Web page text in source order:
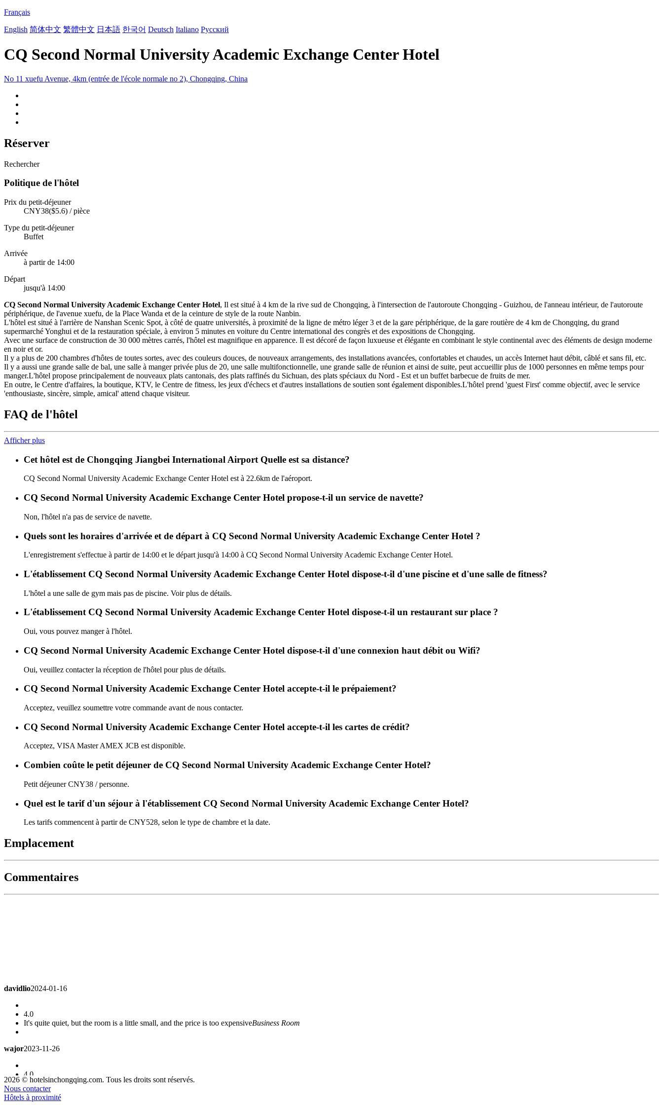
Français
English 简体中文 繁體中文 日本語 한국어 Deutsch Italiano Русский
CQ Second Normal University Academic Exchange Center Hotel
No 11 xuefu Avenue, 4km (entrée de l'école normale no 2), Chongqing, China
Réserver
Rechercher
Politique de l'hôtel
Prix du petit-déjeuner
CNY38($5.6) / pièce
Type du petit-déjeuner
Buffet
Arrivée
à partir de 14:00
Départ
jusqu'à 14:00
CQ Second Normal University Academic Exchange Center Hotel, Il est situé à 4 km de la rive sud de Chongqing, à l'intersection de l'autoroute Chongqing - Guizhou, de l'anneau intérieur, de l'autoroute
périphérique, de l'avenue xuefu, de la Place Wanda et de la ceinture de style de la route Nanbin.
L'hôtel est situé à l'arrière de Nanshan Scenic Spot, à côté de quatre universités, à proximité de la ligne de métro léger 3 et de la gare périphérique, de la gare routière de 4 km de Chongqing, du grand
supermarché Yonghui et de la restauration spéciale, à environ 5 minutes en voiture du Centre international des congrès et des expositions de Chongqing.
Avec une surface de construction de 30 000 mètres carrés, l'hôtel est magnifique en apparence. Il est décoré de façon luxueuse et élégante en combinant le style continental avec des éléments de design moderne
en noir et or.
Il y a plus de 200 chambres d'hôtes de toutes sortes, avec des couleurs douces, de nouveaux arrangements, des installations avancées, confortables et chaudes, un accès Internet haut débit, câblé et sans fil, etc.
Il y a aussi une grande salle de bal, une salle à manger privée plus de 20, une salle multifonctionnelle, une grande salle de réunion et ainsi de suite, peut accueillir plus de 1000 personnes en même temps pour
manger.L'hôtel propose principalement de nouveaux plats cantonais, des plats raffinés du Sichuan, des plats spéciaux du Nord - Est et un buffet barbecue de fruits de mer.
En outre, le Centre d'affaires, la boutique, KTV, le Centre de fitness, les jeux d'échecs et d'autres installations de soutien sont également disponibles.L'hôtel prend 'guest First' comme objectif, avec le service
'enthousiaste, sincère, simple, amical' attend chaque visiteur.
FAQ de l'hôtel
Afficher plus
Cet hôtel est de Chongqing Jiangbei International Airport Quelle est sa distance?
CQ Second Normal University Academic Exchange Center Hotel est à 22.6km de l'aéroport.
CQ Second Normal University Academic Exchange Center Hotel propose-t-il un service de navette?
Non, l'hôtel n'a pas de service de navette.
Quels sont les horaires d'arrivée et de départ à CQ Second Normal University Academic Exchange Center Hotel ?
L'enregistrement s'effectue à partir de 14:00 et le départ jusqu'à 14:00 à CQ Second Normal University Academic Exchange Center Hotel.
L'établissement CQ Second Normal University Academic Exchange Center Hotel dispose-t-il d'une piscine et d'une salle de fitness?
L'hôtel a une salle de gym mais pas de piscine. Voir plus de détails.
L'établissement CQ Second Normal University Academic Exchange Center Hotel dispose-t-il un restaurant sur place ?
Oui, vous pouvez manger à l'hôtel.
CQ Second Normal University Academic Exchange Center Hotel dispose-t-il d'une connexion haut débit ou Wifi?
Oui, veuillez contacter la réception de l'hôtel pour plus de détails.
CQ Second Normal University Academic Exchange Center Hotel accepte-t-il le prépaiement?
Acceptez, veuillez soumettre votre commande avant de nous contacter.
CQ Second Normal University Academic Exchange Center Hotel accepte-t-il les cartes de crédit?
Acceptez, VISA Master AMEX JCB est disponible.
Combien coûte le petit déjeuner de CQ Second Normal University Academic Exchange Center Hotel?
Petit déjeuner CNY38 / personne.
Quel est le tarif d'un séjour à l'établissement CQ Second Normal University Academic Exchange Center Hotel?
Les tarifs commencent à partir de CNY528, selon le type de chambre et la date.
Emplacement
Commentaires
It's quite quiet, but the room is a little small, and the price is too expensive
Can also provide
Miss You2023-10-27
2026 © hotelsinchongqing.com. Tous les droits sont réservés.
Nous contacter
Hôtels à proximité